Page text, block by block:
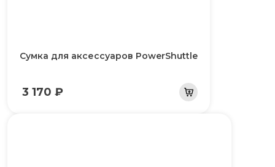
Сумка для аксессуаров PowerShuttle
3 170 ₽